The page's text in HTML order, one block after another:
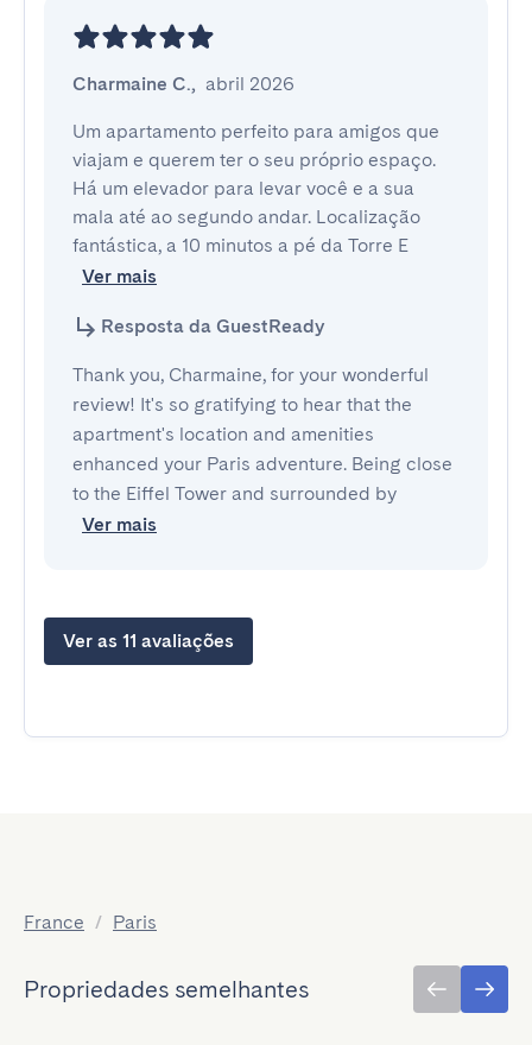
Charmaine C., abril 2026
Um apartamento perfeito para amigos que
viajam e querem ter o seu próprio espaço.
Há um elevador para levar você e a sua
mala até ao segundo andar. Localização
fantástica, a 10 minutos a pé da Torre E
Ver mais
Resposta da GuestReady
Thank you, Charmaine, for your wonderful
review! It's so gratifying to hear that the
apartment's location and amenities
enhanced your Paris adventure. Being close
to the Eiffel Tower and surrounded by
Ver mais
Ver as 11 avaliações
France / Paris
Propriedades semelhantes